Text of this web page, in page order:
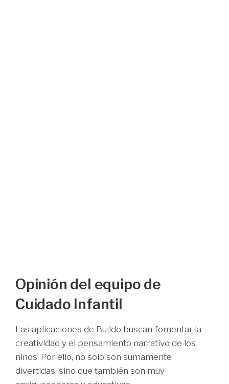
Opinión del equipo de
Cuidado Infantil
Las aplicaciones de Buildo buscan fomentar la
creatividad y el pensamiento narrativo de los
niños. Por ello, no solo son sumamente
divertidas, sino que también son muy